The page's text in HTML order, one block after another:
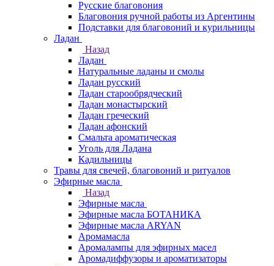
Русские благовония
Благовония ручной работы из Аргентины
Подставки для благовоний и курильницы
Ладан
Назад
Ладан
Натуральные ладаны и смолы
Ладан русский
Ладан старообрядческий
Ладан монастырский
Ладан греческий
Ладан афонский
Смальта ароматическая
Уголь для Ладана
Кадильницы
Травы для свечей, благовоний и ритуалов
Эфирные масла
Назад
Эфирные масла
Эфирные масла БОТАНИКА
Эфирные масла ARYAN
Аромамасла
Аромалампы для эфирных масел
Аромадиффузоры и ароматизаторы